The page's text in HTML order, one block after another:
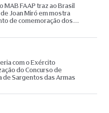
MAB FAAP traz ao Brasil
Joan Miró em mostra
de comemoração dos
com o Exército
do Concurso de
de Sargentos das Armas